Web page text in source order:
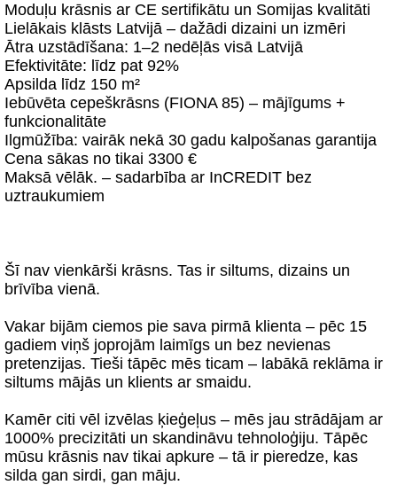
Moduļu krāsnis ar CE sertifikātu un Somijas kvalitāti
Lielākais klāsts Latvijā – dažādi dizaini un izmēri
Ātra uzstādīšana: 1–2 nedēļās visā Latvijā
Efektivitāte: līdz pat 92%
Apsilda līdz 150 m²
Iebūvēta cepeškrāsns (FIONA 85) – mājīgums +
funkcionalitāte
Ilgmūžība: vairāk nekā 30 gadu kalpošanas garantija
Cena sākas no tikai 3300 €
Maksā vēlāk. – sadarbība ar InCREDIT bez
uztraukumiem
Šī nav vienkārši krāsns. Tas ir siltums, dizains un
brīvība vienā.
Vakar bijām ciemos pie sava pirmā klienta – pēc 15
gadiem viņš joprojām laimīgs un bez nevienas
pretenzijas. Tieši tāpēc mēs ticam – labākā reklāma ir
siltums mājās un klients ar smaidu.
Kamēr citi vēl izvēlas ķieģeļus – mēs jau strādājam ar
1000% precizitāti un skandināvu tehnoloģiju. Tāpēc
mūsu krāsnis nav tikai apkure – tā ir pieredze, kas
silda gan sirdi, gan māju.